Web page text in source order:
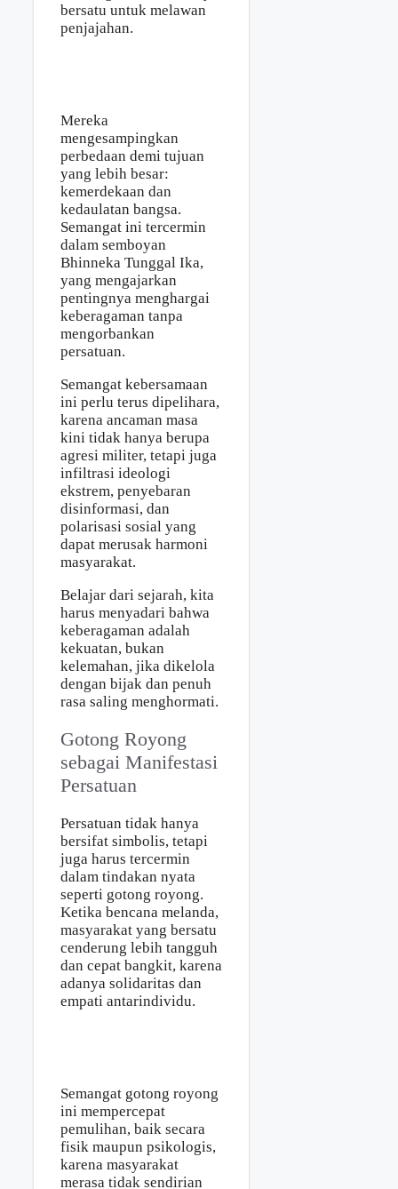
bersatu untuk melawan
penjajahan.
Mereka
mengesampingkan
perbedaan demi tujuan
yang lebih besar:
kemerdekaan dan
kedaulatan bangsa.
Semangat ini tercermin
dalam semboyan
Bhinneka Tunggal Ika,
yang mengajarkan
pentingnya menghargai
keberagaman tanpa
mengorbankan
persatuan.
Semangat kebersamaan
ini perlu terus dipelihara,
karena ancaman masa
kini tidak hanya berupa
agresi militer, tetapi juga
infiltrasi ideologi
ekstrem, penyebaran
disinformasi, dan
polarisasi sosial yang
dapat merusak harmoni
masyarakat.
Belajar dari sejarah, kita
harus menyadari bahwa
keberagaman adalah
kekuatan, bukan
kelemahan, jika dikelola
dengan bijak dan penuh
rasa saling menghormati.
Gotong Royong
sebagai Manifestasi
Persatuan
Persatuan tidak hanya
bersifat simbolis, tetapi
juga harus tercermin
dalam tindakan nyata
seperti gotong royong.
Ketika bencana melanda,
masyarakat yang bersatu
cenderung lebih tangguh
dan cepat bangkit, karena
adanya solidaritas dan
empati antarindividu.
Semangat gotong royong
ini mempercepat
pemulihan, baik secara
fisik maupun psikologis,
karena masyarakat
merasa tidak sendirian